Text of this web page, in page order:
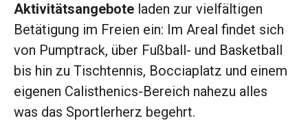
Aktivitätsangebote laden zur vielfältigen
Betätigung im Freien ein: Im Areal findet sich
von Pumptrack, über Fußball- und Basketball
bis hin zu Tischtennis, Bocciaplatz und einem
eigenen Calisthenics-Bereich nahezu alles
was das Sportlerherz begehrt.